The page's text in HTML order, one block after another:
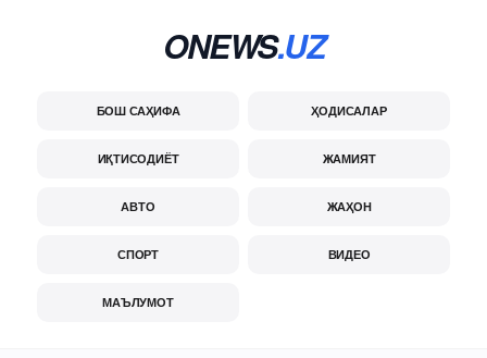
ONEWS.UZ
БОШ САҲИФА ҲОДИСАЛАР
ИҚТИСОДИЁТ ЖАМИЯТ
АВТО ЖАҲОН
СПОРТ ВИДЕО
МАЪЛУМОТ